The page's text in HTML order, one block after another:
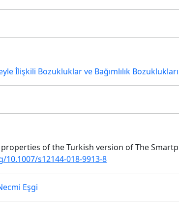
İlişkili Bozukluklar ve Bağımlılık Bozuklukları
properties of the Turkish version of The
s12144-018-9913-8
Eşgi